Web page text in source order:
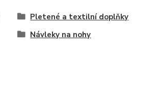
Pletené a textilní doplňky
Návleky na nohy